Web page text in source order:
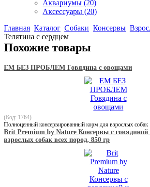
Аквариумы (20)
Аксессуары (20)
Главная Каталог Собаки Консервы
Телятина с сердцем
Похожие товары
ЕМ БЕЗ ПРОБЛЕМ Говядина с овощами
(Код: 1764)
Полноценный консервированный корм для взрослых собак
Brit Premium by Nature Консервы с говядиной
взрослых собак всех пород, 850 гр